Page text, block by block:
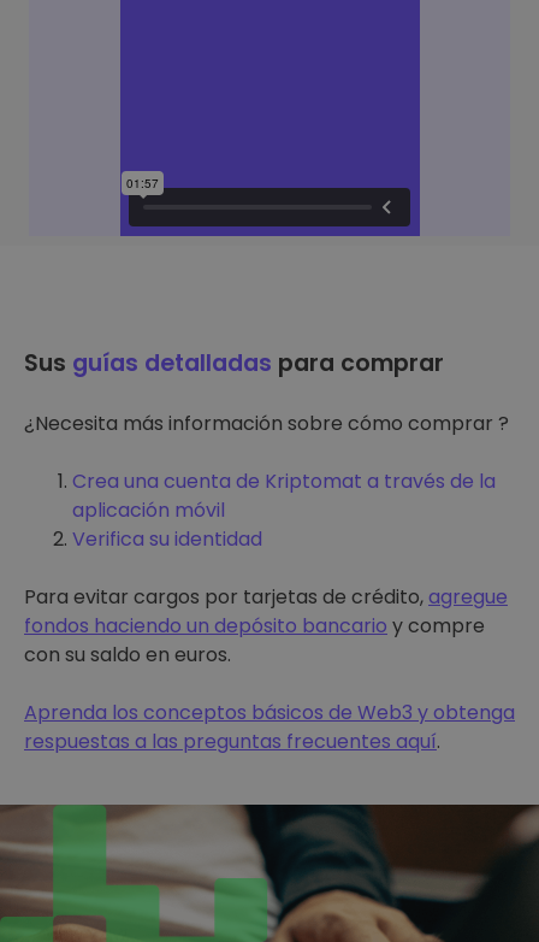
Sus guías detalladas para comprar
¿Necesita más información sobre cómo comprar ?
Crea una cuenta de Kriptomat a través de la
aplicación móvil
Verifica su identidad
Para evitar cargos por tarjetas de crédito,agregue
fondos haciendo un depósito bancario y compre
con su saldo en euros.
Aprenda los conceptos básicos de Web3 y obtenga
respuestas a las preguntas frecuentes aquí.